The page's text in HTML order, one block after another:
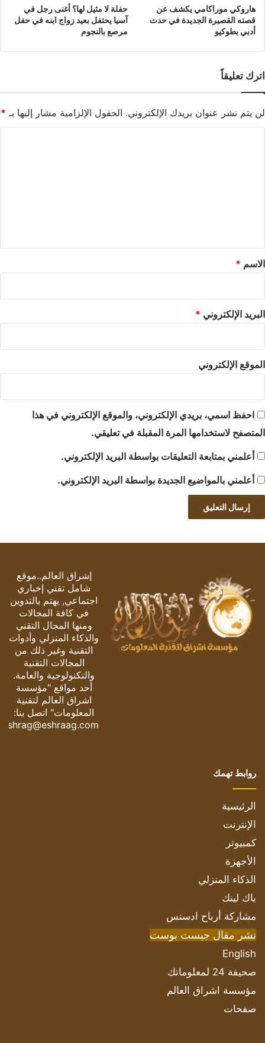
هاروكي موراكامي يكشف عن
قصته القصيرة الجديدة في حدث
أدبي بطوكيو
حفلة لا مثيل لها؟ أغنى رجل في
آسيا يحتفل بعيد زواج ابنه في حفل
مرصع بالنجوم
اترك تعليقاً
لن يتم نشر عنوان بريدك الإلكتروني. الحقول الإلزامية مشار إليها بـ *
*
الاسم *
البريد الإلكتروني *
الموقع الإلكتروني
احفظ اسمي، بريدي الإلكتروني، والموقع الإلكتروني في هذا
المتصفح لاستخدامها المرة المقبلة في تعليقي.
أعلمني بمتابعة التعليقات بواسطة البريد الإلكتروني.
أعلمني بالمواضيع الجديدة بواسطة البريد الإلكتروني.
إشراق العالم..موقع
شامل تقني إخباري
اجتماعي, يهتم بالتدوين
في كافة المجالات
ومنها المجال التقني
والذكاء المنزلي وأدوات
التقنية وغير ذلك من
المجالات التقنية
والتكنولوجية والعامة.
أحد مواقع "مؤسسة
اشراق العالم لتقنية
المعلومات" اتصل بنا:
eshrag@eshraag.com
روابط تهمك
الرئيسية
الإنترنت
كمبيوتر
الأجهزة
الذكاء المنزلي
باك لينك
مشاركة أرباح ادسنس
نشر مقال جيست بوست
English
صحيفة 24 لمعلوماتك
مؤسسة اشراق العالم
صفحات